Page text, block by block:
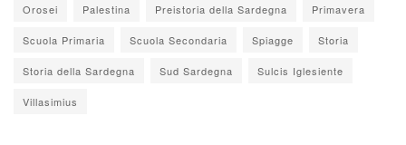
Orosei Palestina Preistoria della Sardegna Primavera
Scuola Primaria Scuola Secondaria Spiagge Storia
Storia della Sardegna Sud Sardegna Sulcis Iglesiente
Villasimius